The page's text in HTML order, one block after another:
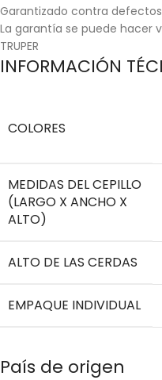
Garantizado contra
La garantía se puede hacer
TRUPER
INFORMACIÓN
COLORES
MEDIDAS DEL CEPILLO
(LARGO X ANCHO X
ALTO)
ALTO DE LAS CERDAS
EMPAQUE INDIVIDUAL
País de origen